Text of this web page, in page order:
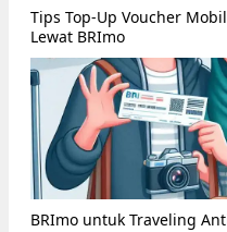
Tips Top-Up Voucher
Lewat BRImo
BRImo untuk Traveling